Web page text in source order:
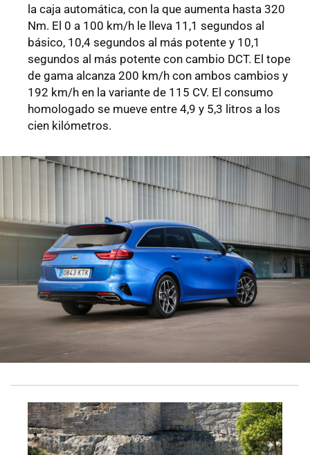
la caja automática, con la que aumenta hasta 320
Nm. El 0 a 100 km/h le lleva 11,1 segundos al
básico, 10,4 segundos al más potente y 10,1
segundos al más potente con cambio DCT. El tope
de gama alcanza 200 km/h con ambos cambios y
192 km/h en la variante de 115 CV. El consumo
homologado se mueve entre 4,9 y 5,3 litros a los
cien kilómetros.